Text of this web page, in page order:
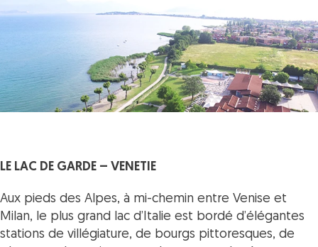
LE LAC DE GARDE – VENETIE
Aux pieds des Alpes, à mi-chemin entre Venise et
Milan, le plus grand lac d’Italie est bordé d’élégantes
stations de villégiature, de bourgs pittoresques, de